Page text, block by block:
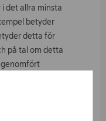
det allra minsta
betyder
detta för
på tal om detta
genomfört
produktens
mängd